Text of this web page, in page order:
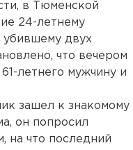
в Тюменской
24-летнему
убившему двух
что вечером
летнего мужчину и
зашел к знакомому
он попросил
на что последний